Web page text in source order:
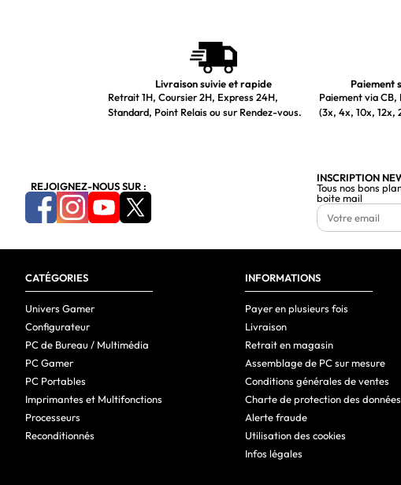
Livraison suivie et rapide
Retrait 1H, Coursier 2H, Express 24H,
Standard, Point Relais ou sur Rendez-vous.
Paiement
Paiement via CB,
(3x, 4x, 10x, 12x,
REJOIGNEZ-NOUS SUR :
INSCRIPTION
Tous nos bons
boite mail
CATÉGORIES
Univers Gamer
Configurateur
PC de Bureau / Multimédia
PC Gamer
PC Portables
Imprimantes et Multifonctions
Processeurs
Reconditionnés
INFORMATIONS
Payer en plusieurs fois
Livraison
Retrait en magasin
Assemblage de PC sur mesure
Conditions générales de ventes
Charte de protection des données
Alerte fraude
Utilisation des cookies
Infos légales